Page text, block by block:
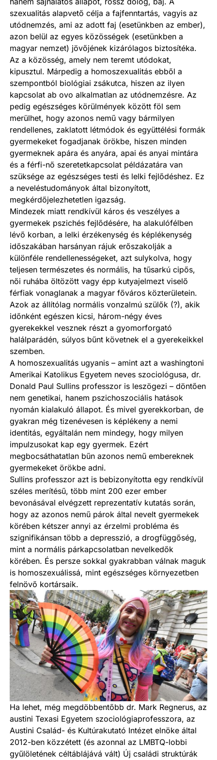
szexualitás alapvető célja a fajfenntartás, vagyis az
utódnemzés, ami az adott faj (esetünkben az ember),
azon belül az egyes közösségek (esetünkben a
magyar nemzet) jövőjének kizárólagos biztosítéka.
Az a közösség, amely nem teremt utódokat,
kipusztul. Márpedig a homoszexua­litás ebből a
szempontból biológiai zsákutca, hiszen az ilyen
kapcsolat ab ovo alkalmatlan az utódnemzésre. Az
pedig egészséges körülmények között föl sem
merülhet, hogy azonos nemű vagy bármilyen
rendellenes, zaklatott létmódok és együttélési formák
gyermekeket fogadjanak örökbe, hiszen minden
gyermeknek apára és anyára, apai és anyai mintára
és a férfi-nő szeretetkapcsolat példázatára van
szüksége az egészséges testi és lelki fejlődéshez. Ez
a neveléstudományok által bizonyított,
megkérdőjelezhetetlen igazság.
Mindezek miatt rendkívül káros és veszélyes a
gyermekek pszichés fejlődésére, ha alakulófélben
lévő korban, a lelki érzékenység és képlékenység
időszakában harsányan rájuk erőszakolják a
különféle rendellenességeket, azt sulykolva, hogy
teljesen természetes és normális, ha tűsarkú cipős,
női ruhába öltözött vagy épp kutyajelmezt viselő
férfiak vonaglanak a magyar főváros közterületein.
Azok az állítólag normális vonzalmú szülők (?), akik
időnként egészen kicsi, három-négy éves
gyerekekkel vesznek részt a gyomorforgató
halálparádén, súlyos bűnt követnek el a gyerekeikkel
szemben.
A homoszexualitás ugyanis – amint azt a washingtoni
Amerikai Katolikus Egyetem neves szociológusa, dr.
Donald Paul Sullins professzor is leszögezi – döntően
nem genetikai, hanem pszichoszociális hatások
nyomán kialakuló állapot. És mivel gyerekkorban, de
gyakran még tizenévesen is képlékeny a nemi
identitás, egyáltalán nem mindegy, hogy milyen
impulzusokat kap egy gyermek. Ezért
megbocsáthatatlan bűn azonos nemű embereknek
gyermekeket örökbe adni.
Sullins professzor azt is bebizonyította egy rendkívül
széles merítésű, több mint 200 ezer ember
bevonásával elvégzett reprezentatív kutatás során,
hogy az azonos nemű párok által nevelt gyermekek
körében kétszer annyi az érzelmi probléma és
szignifikánsan több a depresszió, a drogfüggőség,
mint a normális párkapcsolatban nevelkedők
körében. És persze sokkal gyakrabban válnak maguk
is homoszexuálissá, mint egészséges környezetben
felnövő kortársaik.
Ha lehet, még megdöbbentőbb dr. Mark Regnerus, az
austini Texasi Egyetem szociológiaprofesszora, az
Austini Család- és Kultúrakutató Intézet elnöke által
2012-ben közzétett (és azonnal az LMBTQ-lobbi
gyűlöletének céltáblájává vált) Új családi struktúrák